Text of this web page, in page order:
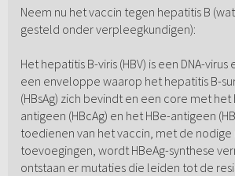
Neem nu het vaccin tegen hepatitis B
gesteld onder verpleegkundigen):
Het hepatitis B-viris (HBV) is een DNA-
een enveloppe waarop het hepatitis B-
(HBsAg) zich bevindt en een core met
antigeen (HBcAg) en het HBe-antigeen
toedienen van het vaccin, met de nodige
toevoegingen, wordt HBeAg-synthese
ontstaan er mutaties die leiden tot de